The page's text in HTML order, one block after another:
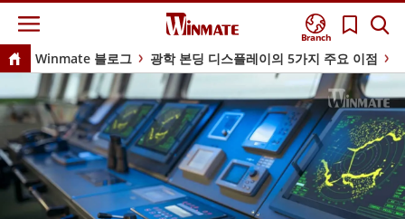
Branch
Winmate 블로그 광학 본딩 디스플레이의 5가지 주요 이점